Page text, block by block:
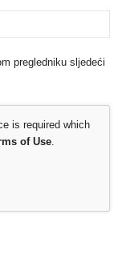
pregledniku sljedeći
is required which
of Use.